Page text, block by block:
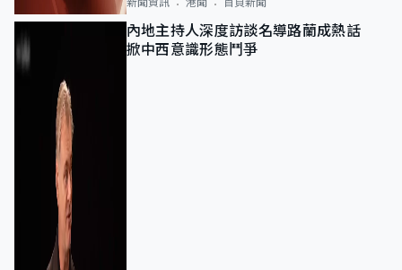
內地主持人深度訪談名導路蘭成熱話
掀中西意識形態鬥爭